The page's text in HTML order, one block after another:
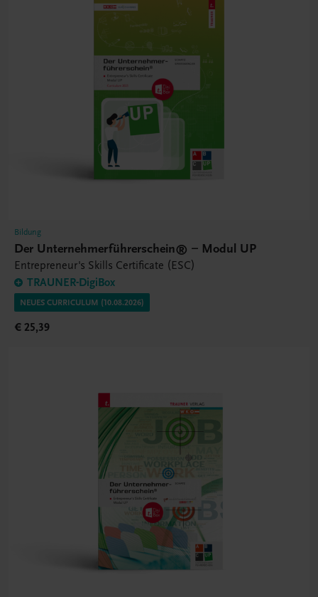
Bildung
Der Unternehmerführerschein® – Modul UP
Entrepreneur's Skills Certificate (ESC)
TRAUNER-DigiBox
NEUES CURRICULUM (10.08.2026)
€ 25,39